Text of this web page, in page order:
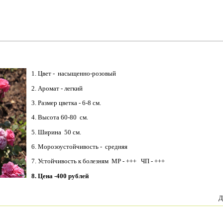
1. Цвет - насыщенно-розовый
2. Аромат - легкий
3. Размер цветка - 6-8 см.
4. Высота 60-80 см.
5. Ширина 50 см.
6. Морозоустойчивость - средняя
7. Устойчивость к болезням МР - +++ ЧП - +++
8. Цена -400 рублей